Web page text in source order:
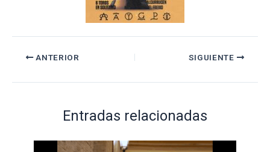
ANTERIOR SIGUIENTE
Entradas relacionadas